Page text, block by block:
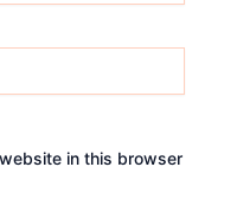
in this browser